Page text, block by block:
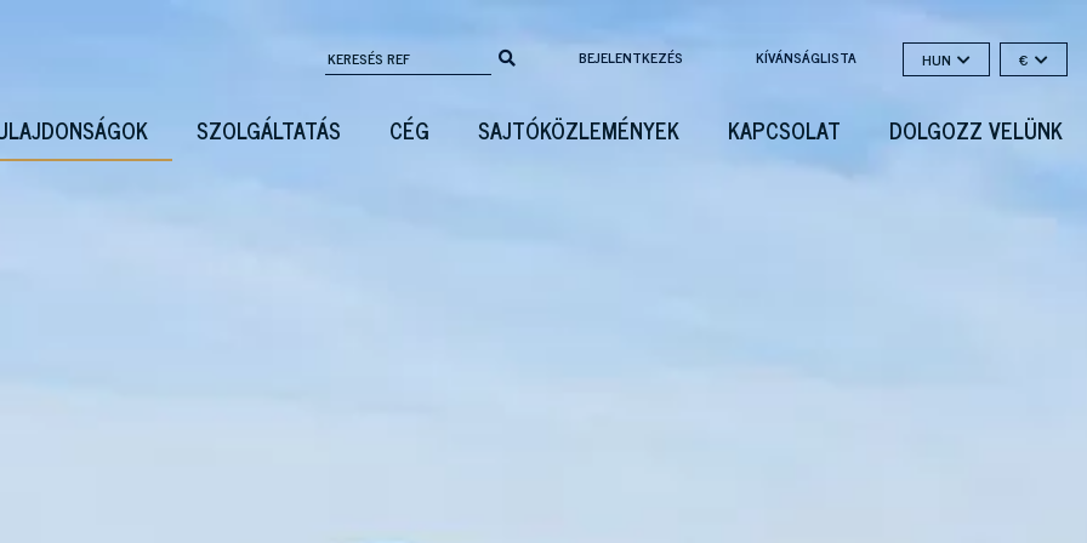
BEJELENTKEZÉS KÍVÁNSÁGLISTA HUN €
SZOLGÁLTATÁS CÉG SAJTÓKÖZLEMÉNYEK KAPCSOLAT DOLGOZZ VELÜNK